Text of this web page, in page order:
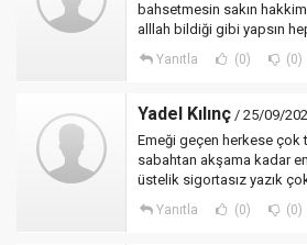
bahsetmesin sakın
alllah bildiği gibi yapsın
Yanıtla (0) (0)
Yadel Kılınç / 25/09/
Emeği geçen herkese çok
sabahtan akşama kadar
üstelik sigortasız yazık
Yanıtla (0) (0)